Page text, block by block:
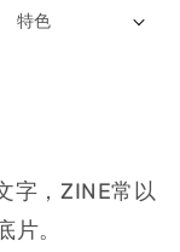
字，ZINE常以
片。